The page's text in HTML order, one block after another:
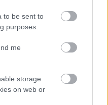
to be sent to
purposes.
me
storage
on web or
minden esetben
azt a
klubkoncerteken
mindig az, aki nagyon
ha valaki kevésbé
Nekünk már van
és akik voltak
legközelebb is
bennünk. Mivel